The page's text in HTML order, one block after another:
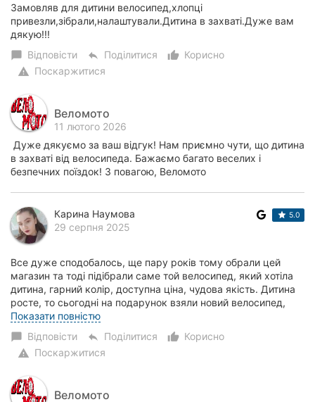
Замовляв для дитини велосипед,хлопці
привезли,зібрали,налаштували.Дитина в захваті.Дуже вам
дякую!!!
chat_bubble Відповісти reply Поділитися thumb_up_alt
Корисно
warning Поскаржитися
Веломото
11 лютого 2026
Дуже дякуємо за ваш відгук! Нам приємно чути, що дитина
в захваті від велосипеда. Бажаємо багато веселих і
безпечних поїздок! З повагою, Веломото
Карина Наумова
29 серпня 2025
5.0
Все дуже сподобалось, ще пару років тому обрали цей
магазин та тоді підібрали саме той велосипед, який хотіла
дитина, гарний колір, доступна ціна, чудова якість. Дитина
росте, то сьогодні на подарунок взяли новий велосипед,
впевнена у якості на 100%....
Показати повністю
chat_bubble Відповісти reply Поділитися thumb_up_alt
Корисно
warning Поскаржитися
Веломото